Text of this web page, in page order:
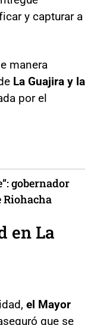
y capturar a
manera
La Guajira y la
por el
gobernador
Riohacha
en La
el Mayor
que se